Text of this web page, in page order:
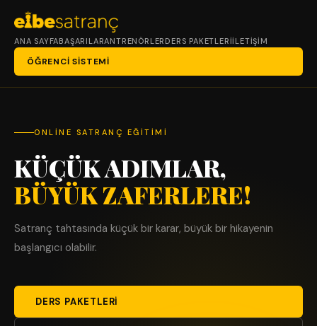
ANA SAYFABAŞARILARANTRENÖRLER DERS PAKETLERIİLETIŞIM
ÖĞRENCI SISTEMI
ONLINE SATRANÇ EĞITIMI
KÜÇÜK ADIMLAR,
BÜYÜK ZAFERLERE!
Satranç tahtasında küçük bir karar, büyük bir hikayenin
başlangıcı olabilir.
DERS PAKETLERI